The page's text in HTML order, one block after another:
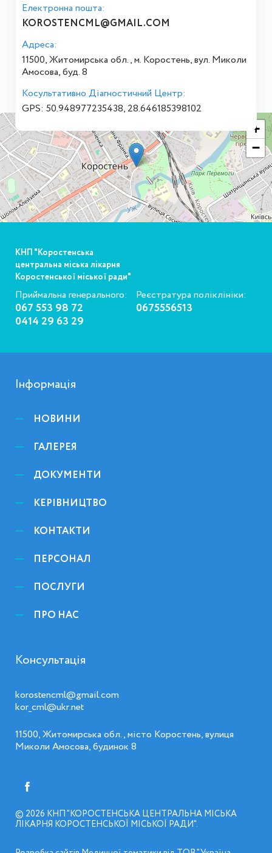
Електронна пошта:
KOROSTENCML@GMAIL.COM
Адреса:
11500, Житомирська обл., м. Коростень, вул. Миколи
Амосова, буд. 8
Косультативно Діагностичний Центр:
GPS: 50.948977235438, 28.646185398102
+
−
КНП "Коростенська
центральна міська лікарня
Коростенської міської ради"
Приймальна генерального:
067 553 98 72
0414 29 63 29
Реєстратура поліклініки:
0675556513
Інформація
НОВИНИ
ГАЛЕРЕЯ
ДОКУМЕНТИ
КЕРІВНИЦТВО
КОНТАКТИ
ПЕРСОНАЛ
ПОСЛУГИ
ПРО НАС
Консультація
korostencml@gmail.com
kor_cml@ukr.net
11500, Житомирська обл., місто Коростень, вулиця
Миколи Амосова, будинок 8
© 2026 КНП "КОРОСТЕНСЬКА ЦЕНТРАЛЬНА МІСЬКА
ЛІКАРНЯ КОРОСТЕНСЬКОЇ МІСЬКОЇ РАДИ"